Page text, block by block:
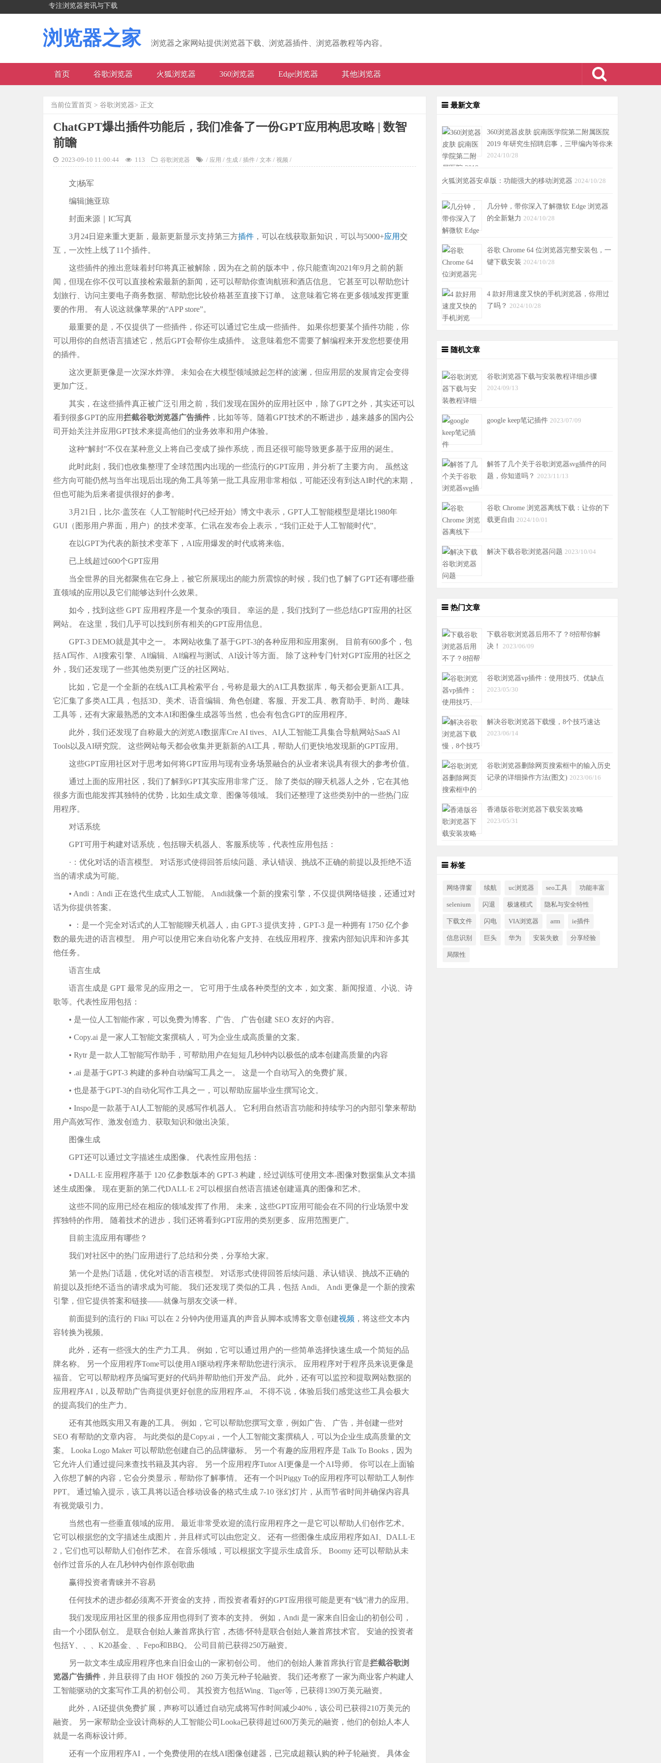
专注浏览器资讯与下载
浏览器之家 浏览器之家网站提供浏览器下载、浏览器插件、浏览器教程等内容。
首页 谷歌浏览器 火狐浏览器 360浏览器 Edge浏览器 其他浏览器
当前位置首页 > 谷歌浏览器> 正文
ChatGPT爆出插件功能后，我们准备了一份GPT应用构思攻略 | 数智
前瞻
2023-09-10 11:00:44 113 谷歌浏览器 / 应用 / 生成 / 插件 / 文本 / 视频 /
文|杨军
编辑|施亚琼
封面来源｜IC写真
3月24日迎来重大更新，最新更新显示支持第三方插件 ，可以在线获取新知识，可以与5000+应用交
互，一次性上线了11个插件。
这些插件的推出意味着封印将真正被解除，因为在之前的版本中，你只能查询2021年9月之前的新
闻，但现在你不仅可以直接检索最新的新闻，还可以帮助你查询航班和酒店信息。 它甚至可以帮助您计
划旅行、访问主要电子商务数据、帮助您比较价格甚至直接下订单。 这意味着它将在更多领域发挥更重
要的作用。 有人说这就像苹果的“APP store”。
最重要的是，不仅提供了一些插件，你还可以通过它生成一些插件。 如果你想要某个插件功能，你
可以用你的自然语言描述它，然后GPT会帮你生成插件。 这意味着您不需要了解编程来开发您想要使用
的插件。
这次更新更像是一次深水炸弹。 未知会在大模型领域掀起怎样的波澜，但应用层的发展肯定会变得
更加广泛。
其实，在这些插件真正被广泛引用之前，我们发现在国外的应用社区中，除了GPT之外，其实还可以
看到很多GPT的应用拦截谷歌浏览器广告插件 ，比如等等。随着GPT技术的不断进步，越来越多的国内公
司开始关注并应用GPT技术来提高他们的业务效率和用户体验。
这种“解封”不仅在某种意义上将自己变成了操作系统，而且还很可能导致更多基于应用的诞生。
此时此刻，我们也收集整理了全球范围内出现的一些流行的GPT应用，并分析了主要方向。 虽然这
些方向可能仍然与当年出现后出现的角工具等第一批工具应用非常相似，可能还没有到达AI时代的末期，
但也可能为后来者提供很好的参考。
3月21日，比尔·盖茨在《人工智能时代已经开始》博文中表示，GPT人工智能模型是堪比1980年
GUI（图形用户界面，用户）的技术变革。仁讯在发布会上表示，“我们正处于人工智能时代”。
在以GPT为代表的新技术变革下，AI应用爆发的时代或将来临。
已上线超过600个GPT应用
当全世界的目光都聚焦在它身上，被它所展现出的能力所震惊的时候，我们也了解了GPT还有哪些垂
直领域的应用以及它们能够达到什么效果。
如今，找到这些 GPT 应用程序是一个复杂的项目。 幸运的是，我们找到了一些总结GPT应用的社区
网站。 在这里，我们几乎可以找到所有相关的GPT应用信息。
GPT-3 DEMO就是其中之一。 本网站收集了基于GPT-3的各种应用和应用案例。 目前有600多个，包
括AI写作、AI搜索引擎、AI编辑、AI编程与测试、AI设计等方面。 除了这种专门针对GPT应用的社区之
外，我们还发现了一些其他类别更广泛的社区网站。
比如，它是一个全新的在线AI工具检索平台，号称是最大的AI工具数据库，每天都会更新AI工具。
它汇集了多类AI工具，包括3D、美术、语音编辑、角色创建、客服、开发工具、教育助手、时尚、趣味
工具等，还有大家最熟悉的文本AI和图像生成器等当然，也会有包含GPT的应用程序。
此外，我们还发现了自称最大的浏览AI数据库Cre AI tives、AI人工智能工具集合导航网站SaaS Al
Tools以及AI研究院。 这些网站每天都会收集并更新新的AI工具，帮助人们更快地发现新的GPT应用。
这些GPT应用社区对于思考如何将GPT应用与现有业务场景融合的从业者来说具有很大的参考价值。
通过上面的应用社区，我们了解到GPT其实应用非常广泛。 除了类似的聊天机器人之外，它在其他
很多方面也能发挥其独特的优势，比如生成文章、图像等领域。 我们还整理了这些类别中的一些热门应
用程序。
对话系统
GPT可用于构建对话系统，包括聊天机器人、客服系统等，代表性应用包括：
·：优化对话的语言模型。 对话形式使得回答后续问题、承认错误、挑战不正确的前提以及拒绝不适
当的请求成为可能。
• Andi：Andi 正在迭代生成式人工智能。 Andi就像一个新的搜索引擎，不仅提供网络链接，还通过对
话为你提供答案。
• ：是一个完全对话式的人工智能聊天机器人，由 GPT-3 提供支持，GPT-3 是一种拥有 1750 亿个参
数的最先进的语言模型。 用户可以使用它来自动化客户支持、在线应用程序、搜索内部知识库和许多其
他任务。
语言生成
语言生成是 GPT 最常见的应用之一。 它可用于生成各种类型的文本，如文案、新闻报道、小说、诗
歌等。代表性应用包括：
• 是一位人工智能作家，可以免费为博客、广告、 广告创建 SEO 友好的内容。
• Copy.ai 是一家人工智能文案撰稿人，可为企业生成高质量的文案。
• Rytr 是一款人工智能写作助手，可帮助用户在短短几秒钟内以极低的成本创建高质量的内容
• .ai 是基于GPT-3 构建的多种自动编写工具之一。 这是一个自动写入的免费扩展。
• 也是基于GPT-3的自动化写作工具之一，可以帮助应届毕业生撰写论文。
• Inspo是一款基于AI人工智能的灵感写作机器人。 它利用自然语言功能和持续学习的内部引擎来帮助
用户高效写作、激发创造力、获取知识和做出决策。
图像生成
GPT还可以通过文字描述生成图像。 代表性应用包括：
• DALL·E 应用程序基于 120 亿参数版本的 GPT-3 构建，经过训练可使用文本-图像对数据集从文本描
述生成图像。 现在更新的第二代DALL·E 2可以根据自然语言描述创建逼真的图像和艺术。
这些不同的应用已经在相应的领域发挥了作用。 未来，这些GPT应用可能会在不同的行业场景中发
挥独特的作用。 随着技术的进步，我们还将看到GPT应用的类别更多、应用范围更广。
目前主流应用有哪些？
我们对社区中的热门应用进行了总结和分类，分享给大家。
第一个是热门话题，优化对话的语言模型。 对话形式使得回答后续问题、承认错误、挑战不正确的
前提以及拒绝不适当的请求成为可能。 我们还发现了类似的工具，包括 Andi。 Andi 更像是一个新的搜索
引擎，但它提供答案和链接——就像与朋友交谈一样。
前面提到的流行的 Fliki 可以在 2 分钟内使用逼真的声音从脚本或博客文章创建视频 ，将这些文本内
容转换为视频。
此外，还有一些强大的生产力工具。 例如，它可以通过用户的一些简单选择快速生成一个简短的品
牌名称。 另一个应用程序Tome可以使用AI驱动程序来帮助您进行演示。 应用程序对于程序员来说更像是
福音。 它可以帮助程序员编写更好的代码并帮助他们开发产品。 此外，还有可以监控和提取网站数据的
应用程序AI，以及帮助广告商提供更好创意的应用程序.ai。 不得不说，体验后我们感觉这些工具会极大
的提高我们的生产力。
还有其他既实用又有趣的工具。 例如，它可以帮助您撰写文章，例如广告、 广告，并创建一些对
SEO 有帮助的文章内容。 与此类似的是Copy.ai，一个人工智能文案撰稿人，可以为企业生成高质量的文
案。 Looka Logo Maker 可以帮助您创建自己的品牌徽标。 另一个有趣的应用程序是 Talk To Books，因为
它允许人们通过提问来查找书籍及其内容。 另一个应用程序Tutor AI更像是一个AI导师。 你可以在上面输
入你想了解的内容，它会分类显示，帮助你了解事情。 还有一个叫Piggy To的应用程序可以帮助工人制作
PPT。 通过输入提示，该工具将以适合移动设备的格式生成 7-10 张幻灯片，从而节省时间并确保内容具
有视觉吸引力。
当然也有一些垂直领域的应用。 最近非常受欢迎的流行应用程序之一是它可以帮助人们创作艺术。
它可以根据您的文字描述生成图片，并且样式可以由您定义。 还有一些图像生成应用程序如AI、DALL·E
2，它们也可以帮助人们创作艺术。 在音乐领域，可以根据文字提示生成音乐。 Boomy 还可以帮助从未
创作过音乐的人在几秒钟内创作原创歌曲
赢得投资者青睐并不容易
任何技术的进步都必须离不开资金的支持，而投资者看好的GPT应用很可能是更有“钱”潜力的应用。
我们发现应用社区里的很多应用也得到了资本的支持。 例如，Andi 是一家来自旧金山的初创公司，
由一个小团队创立。 是联合创始人兼首席执行官，杰德·怀特是联合创始人兼首席技术官。 安迪的投资者
包括Y、、、K20基金、、Fepo和BBQ。 公司目前已获得250万融资。
另一款文本生成应用程序也来自旧金山的一家初创公司。 他们的创始人兼首席执行官是拦截谷歌浏
览器广告插件 ，并且获得了由 HOF 领投的 260 万美元种子轮融资。 我们还考察了一家为商业客户构建人
工智能驱动的文案写作工具的初创公司。 其投资方包括Wing、Tiger等，已获得1390万美元融资。
此外，AI还提供免费扩展，声称可以通过自动完成将写作时间减少40%，该公司已获得210万美元的
融资。 另一家帮助企业设计商标的人工智能公司Looka已获得超过600万美元的融资，他们的创始人本人
就是一名商标设计师。
还有一个应用程序AI，一个免费使用的在线AI图像创建器，已完成超额认购的种子轮融资。 具体金
最新文章
360浏览器皮肤 皖南医学院第二附属医院
2019 年研究生招聘启事，三甲编内等你来
2024/10/28
火狐浏览器安卓版：功能强大的移动浏览器 2024/10/28
几分钟，带你深入了解微软 Edge 浏览器
的全新魅力 2024/10/28
谷歌 Chrome 64 位浏览器完整安装包，一
键下载安装 2024/10/28
4 款好用速度又快的手机浏览器，你用过
了吗？ 2024/10/28
随机文章
谷歌浏览器下载与安装教程详细步骤
2024/09/13
google keep笔记插件 2023/07/09
解答了几个关于谷歌浏览器svg插件的问
题，你知道吗？ 2023/11/13
谷歌 Chrome 浏览器离线下载：让你的下
载更自由 2024/10/01
解决下载谷歌浏览器问题 2023/10/04
热门文章
下载谷歌浏览器后用不了？8招帮你解
决！ 2023/06/09
谷歌浏览器vp插件：使用技巧、优缺点
2023/05/30
解决谷歌浏览器下载慢，8个技巧速达
2023/06/14
谷歌浏览器删除网页搜索框中的输入历史
记录的详细操作方法(图文) 2023/06/16
香港版谷歌浏览器下载安装攻略
2023/05/31
标签
网络弹窗 续航 uc浏览器 seo工具 功能丰富
selenium 闪退 极速模式 隐私与安全特性
下载文件 闪电 VIA浏览器 arm ie插件
信息识别 巨头 华为 安装失败 分享经验
局限性